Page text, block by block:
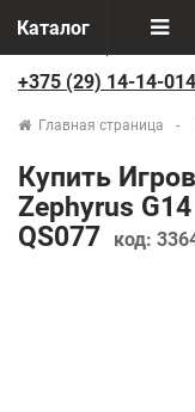
Каталог
Отзывы
Производители
Возврат товаров
+375(29) 888-44-
+375 (29) 14-14-014
Главная страница
Купить
Zephyrus
QS077
код: